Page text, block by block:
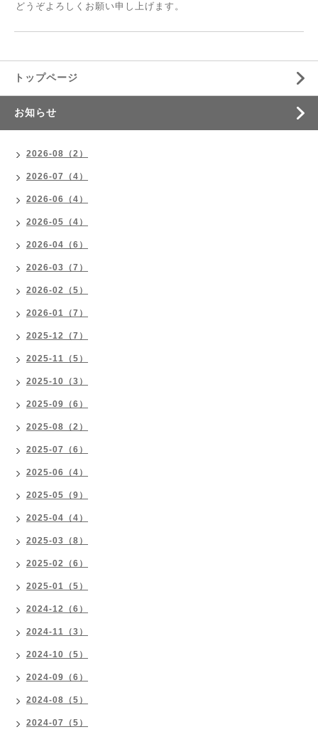
どうぞよろしくお願い申し上げます。
トップページ
お知らせ
2026-08（2）
2026-07（4）
2026-06（4）
2026-05（4）
2026-04（6）
2026-03（7）
2026-02（5）
2026-01（7）
2025-12（7）
2025-11（5）
2025-10（3）
2025-09（6）
2025-08（2）
2025-07（6）
2025-06（4）
2025-05（9）
2025-04（4）
2025-03（8）
2025-02（6）
2025-01（5）
2024-12（6）
2024-11（3）
2024-10（5）
2024-09（6）
2024-08（5）
2024-07（5）